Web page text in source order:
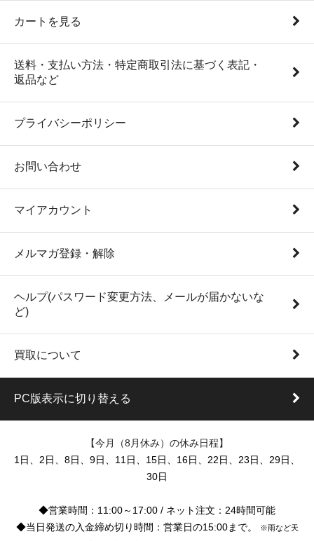
カートを見る
送料・支払い方法・特定商取引法に基づく表記・
返品など
プライバシーポリシー
お問い合わせ
マイアカウント
メルマガ登録・解除
ヘルプ(パスワード変更方法、メールが届かないな
ど)
買取について
PC版表示に切り替える
【今月（8月休み）の休み日程】
1日、2日、8日、9日、11日、15日、16日、22日、23日、29日、
30日
◆営業時間：11:00～17:00 / ネット注文：24時間可能
◆当日発送の入金締め切り時間：営業日の15:00まで。
※雨など天